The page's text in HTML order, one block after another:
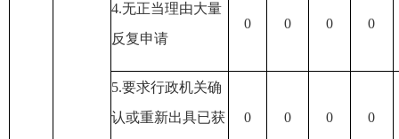
4.无正当理由大量
反复申请
0 0 0 0
5.要求行政机关确
认或重新出具已获
0 0 0 0